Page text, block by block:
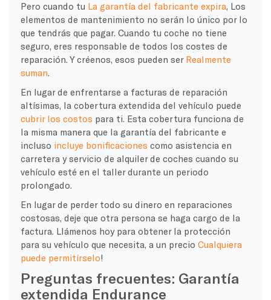
Pero cuando tu La garantía del fabricante expira, Los
elementos de mantenimiento no serán lo único por lo
que tendrás que pagar. Cuando tu coche no tiene
seguro, eres responsable de todos los costes de
reparación. Y créenos, esos pueden ser Realmente
suman.
En lugar de enfrentarse a facturas de reparación
altísimas, la cobertura extendida del vehículo puede
cubrir los costos para ti. Esta cobertura funciona de
la misma manera que la garantía del fabricante e
incluso incluye bonificaciones como asistencia en
carretera y servicio de alquiler de coches cuando su
vehículo esté en el taller durante un periodo
prolongado.
En lugar de perder todo su dinero en reparaciones
costosas, deje que otra persona se haga cargo de la
factura. Llámenos hoy para obtener la protección
para su vehículo que necesita, a un precio Cualquiera
puede permitírselo!
Preguntas frecuentes: Garantía
extendida Endurance